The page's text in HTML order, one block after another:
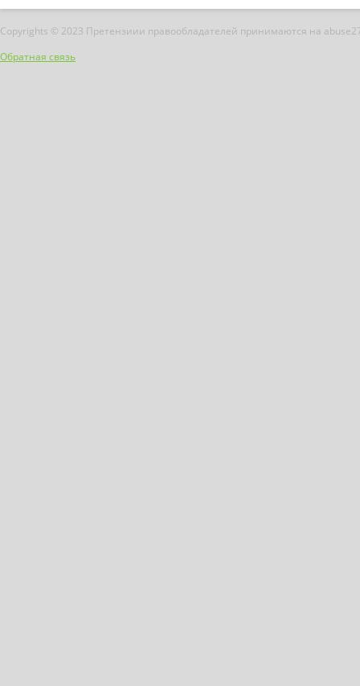
Copyrights © 2023 Претензиии правообладателей принимаются на
Обратная связь